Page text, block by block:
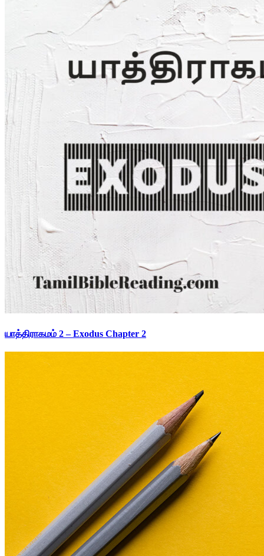
யாத்திராகமம் 2 – Exodus Chapter 2